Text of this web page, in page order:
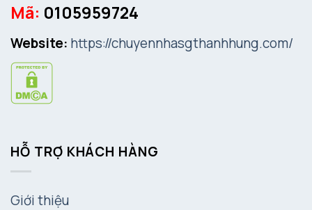
Mã: 0105959724
Website: https://chuyennhasgthanhhung.com/
HỖ TRỢ KHÁCH HÀNG
Giới thiệu